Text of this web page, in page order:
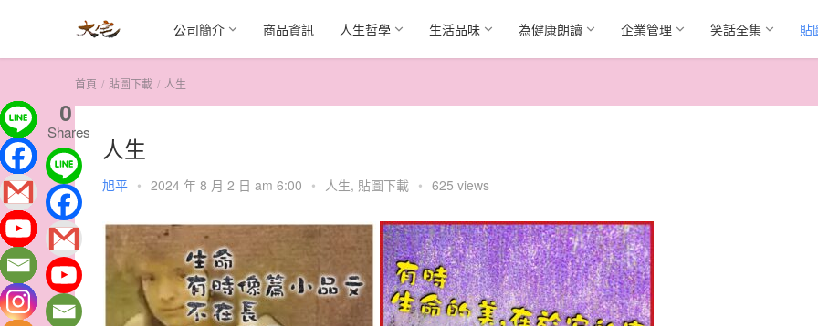
公司簡介 商品資訊 人生哲學 生活品味 為健康朗讀 企業管理 笑話全集 貼
首頁 貼圖下載 人生
人生
旭平 • 2024 年 8 月 2 日 am 6:00 • 人生, 貼圖下載 • 625 views
0
Shares